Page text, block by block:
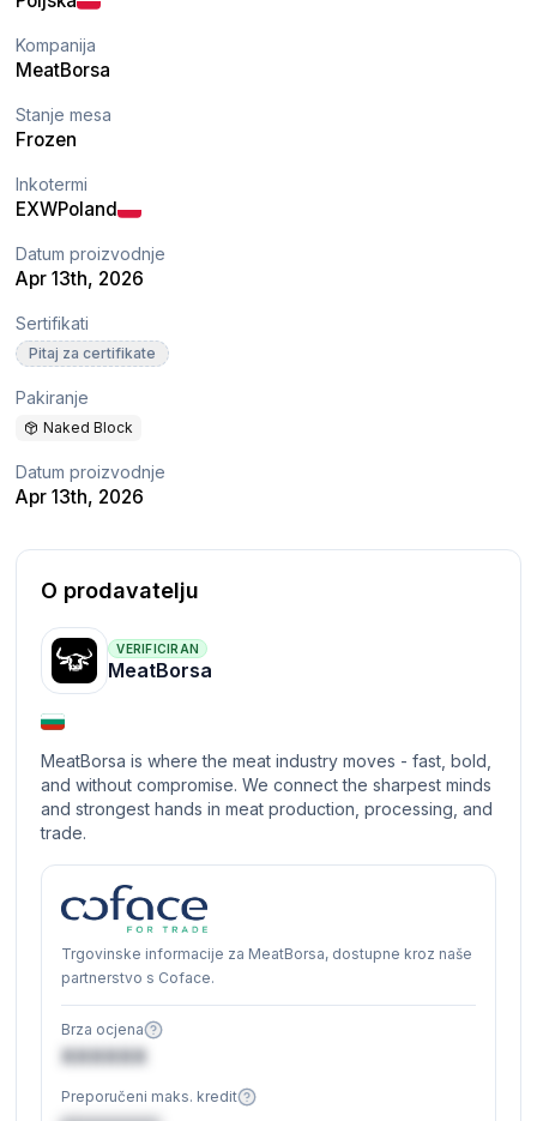
Kompanija
MeatBorsa
Stanje mesa
Frozen
Inkotermi
EXWPoland
Datum proizvodnje
Apr 13th, 2026
Sertifikati
Pitaj za certifikate
Pakiranje
Naked Block
Datum proizvodnje
Apr 13th, 2026
O prodavatelju
VERIFICIRAN
MeatBorsa
MeatBorsa is where the meat industry moves - fast, bold,
and without compromise. We connect the sharpest minds
and strongest hands in meat production, processing, and
trade.
Trgovinske informacije za MeatBorsa, dostupne kroz naše
partnerstvo s Coface.
Brza ocjena
XXXXXX
Preporučeni maks. kredit